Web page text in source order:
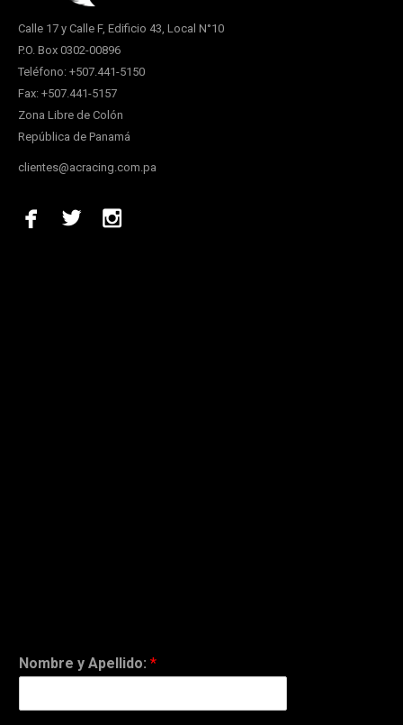
Calle 17 y Calle F, Edificio 43, Local N°10
P.O. Box 0302-00896
Teléfono: +507.441-5150
Fax: +507.441-5157
Zona Libre de Colón
República de Panamá
clientes@acracing.com.pa
Nombre y Apellido: *